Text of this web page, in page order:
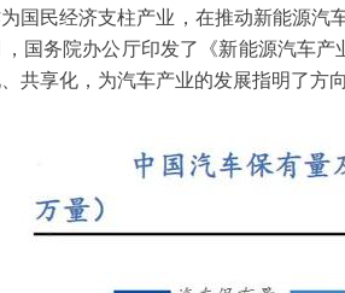
国民经济支柱产业，在推动新能源汽
国务院办公厅印发了《新能源汽车产
共享化，为汽车产业的发展指明了方向